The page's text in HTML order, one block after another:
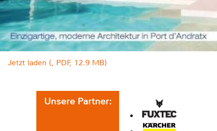
Jetzt laden (, PDF, 12.9 MB)
Unsere Partner: